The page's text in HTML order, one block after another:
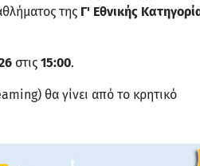
της Γ' Εθνικής
στις 15:00.
θα γίνει από το κρητικό